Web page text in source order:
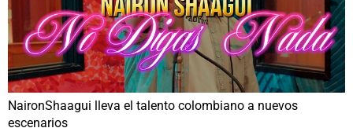
NaironShaagui lleva el talento colombiano a nuevos
escenarios